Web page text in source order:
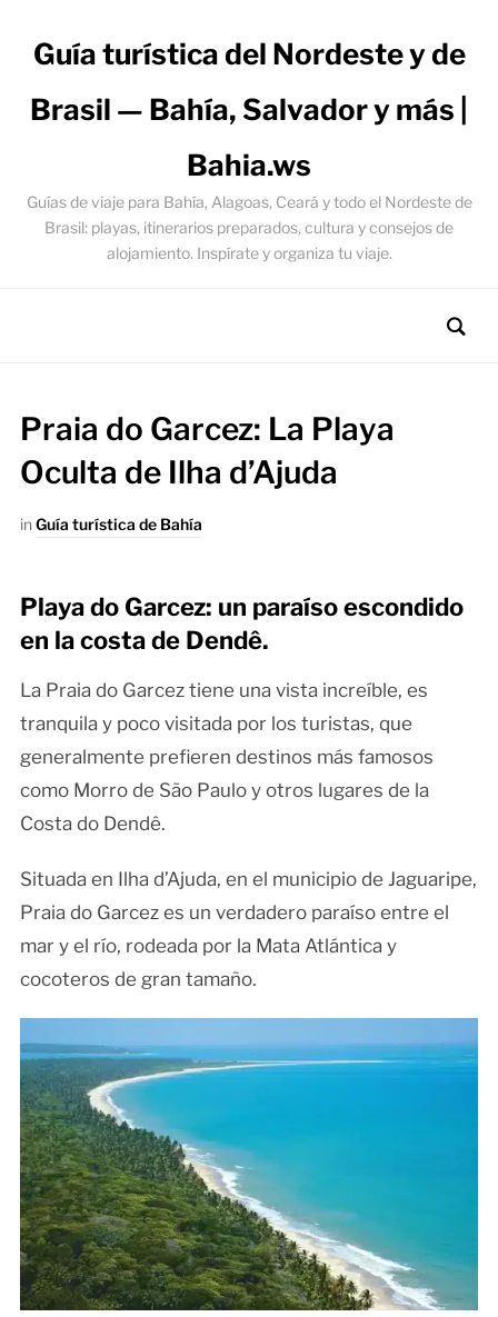
Guía turística del Nordeste y de
Brasil — Bahía, Salvador y más |
Bahia.ws
Guías de viaje para Bahía, Alagoas, Ceará y todo el Nordeste de
Brasil: playas, itinerarios preparados, cultura y consejos de
alojamiento. Inspírate y organiza tu viaje.
Praia do Garcez: La Playa
Oculta de Ilha d’Ajuda
inGuía turística de Bahía
Playa do Garcez: un paraíso escondido
en la costa de Dendê.
La Praia do Garcez tiene una vista increíble, es
tranquila y poco visitada por los turistas, que
generalmente prefieren destinos más famosos
como Morro de São Paulo y otros lugares de la
Costa do Dendê.
Situada en Ilha d’Ajuda, en el municipio de Jaguaripe,
Praia do Garcez es un verdadero paraíso entre el
mar y el río, rodeada por la Mata Atlántica y
cocoteros de gran tamaño.